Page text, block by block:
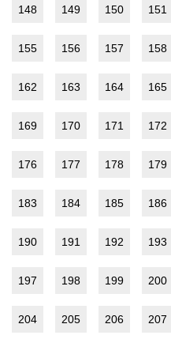
148 149 150 151
155 156 157 158
162 163 164 165
169 170 171 172
176 177 178 179
183 184 185 186
190 191 192 193
197 198 199 200
204 205 206 207